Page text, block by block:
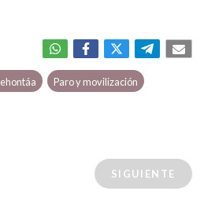
Paro y movilización
SIGUIENTE